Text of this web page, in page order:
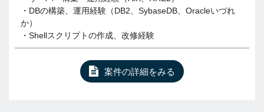
・DBの構築、運用経験（DB2、SybaseDB、Oracleいづれ
か）
・Shellスクリプトの作成、改修経験
案件の詳細をみる